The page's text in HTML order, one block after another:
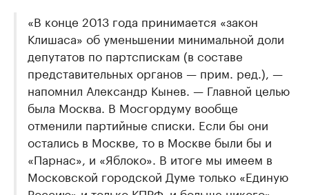
«В конце 2013 года принимается «закон
Клишаса» об уменьшении минимальной доли
депутатов по партспискам (в составе
представительных органов — прим. ред.), —
напомнил Александр Кынев. — Главной целью
была Москва. В Мосгордуму вообще
отменили партийные списки. Если бы они
остались в Москве, то в Москве были бы и
«Парнас», и «Яблоко». В итоге мы имеем в
Московской городской Думе только «Единую